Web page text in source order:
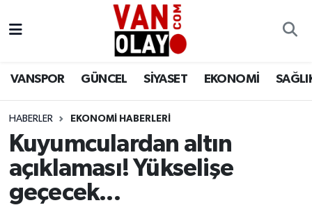
VANSPOR GÜNCEL SİYASET EKONOMİ
HABERLER EKONOMİ HABERLERİ
Kuyumculardan altın
açıklaması! Yükselişe
geçecek...
Siyaset
Ekonomi
Sağlık
Van Nöbetçi Eczaneler
Van Namaz Vakitleri
Van Trafik Yoğunluk Haritası
Süper Lig Puan Durumu ve Fikstür